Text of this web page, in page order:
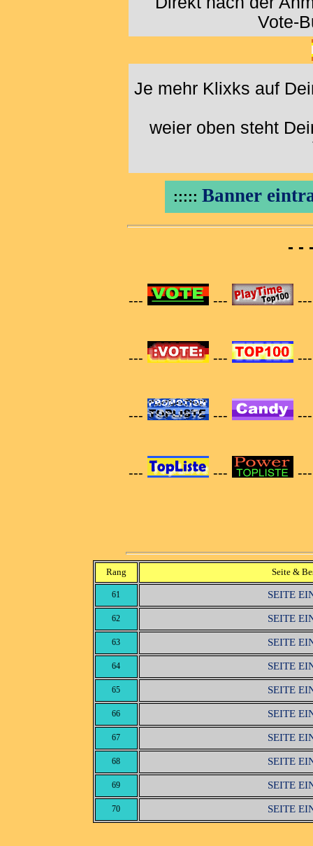
Vote-
Je mehr Klixks auf
weier oben steht
::::: Banner
- -
--- ---
--- ---
--- ---
--- ---
Rang Seite &
61 SEITE
62 SEITE
63 SEITE
64 SEITE
65 SEITE
66 SEITE
67 SEITE
68 SEITE
69 SEITE
70 SEITE